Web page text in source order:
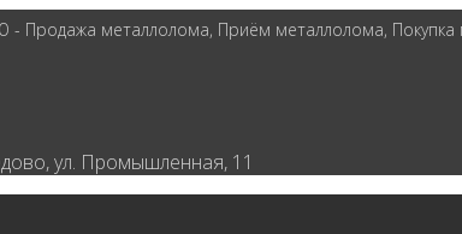
Продажа металлолома, Приём металлолома,
ул. Промышленная, 11